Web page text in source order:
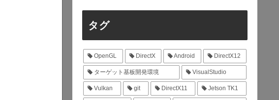
タグ
OpenGL DirectX Android DirectX12
ターゲット基板開発環境 VisualStudio
Vulkan git DirectX11 Jetson TK1